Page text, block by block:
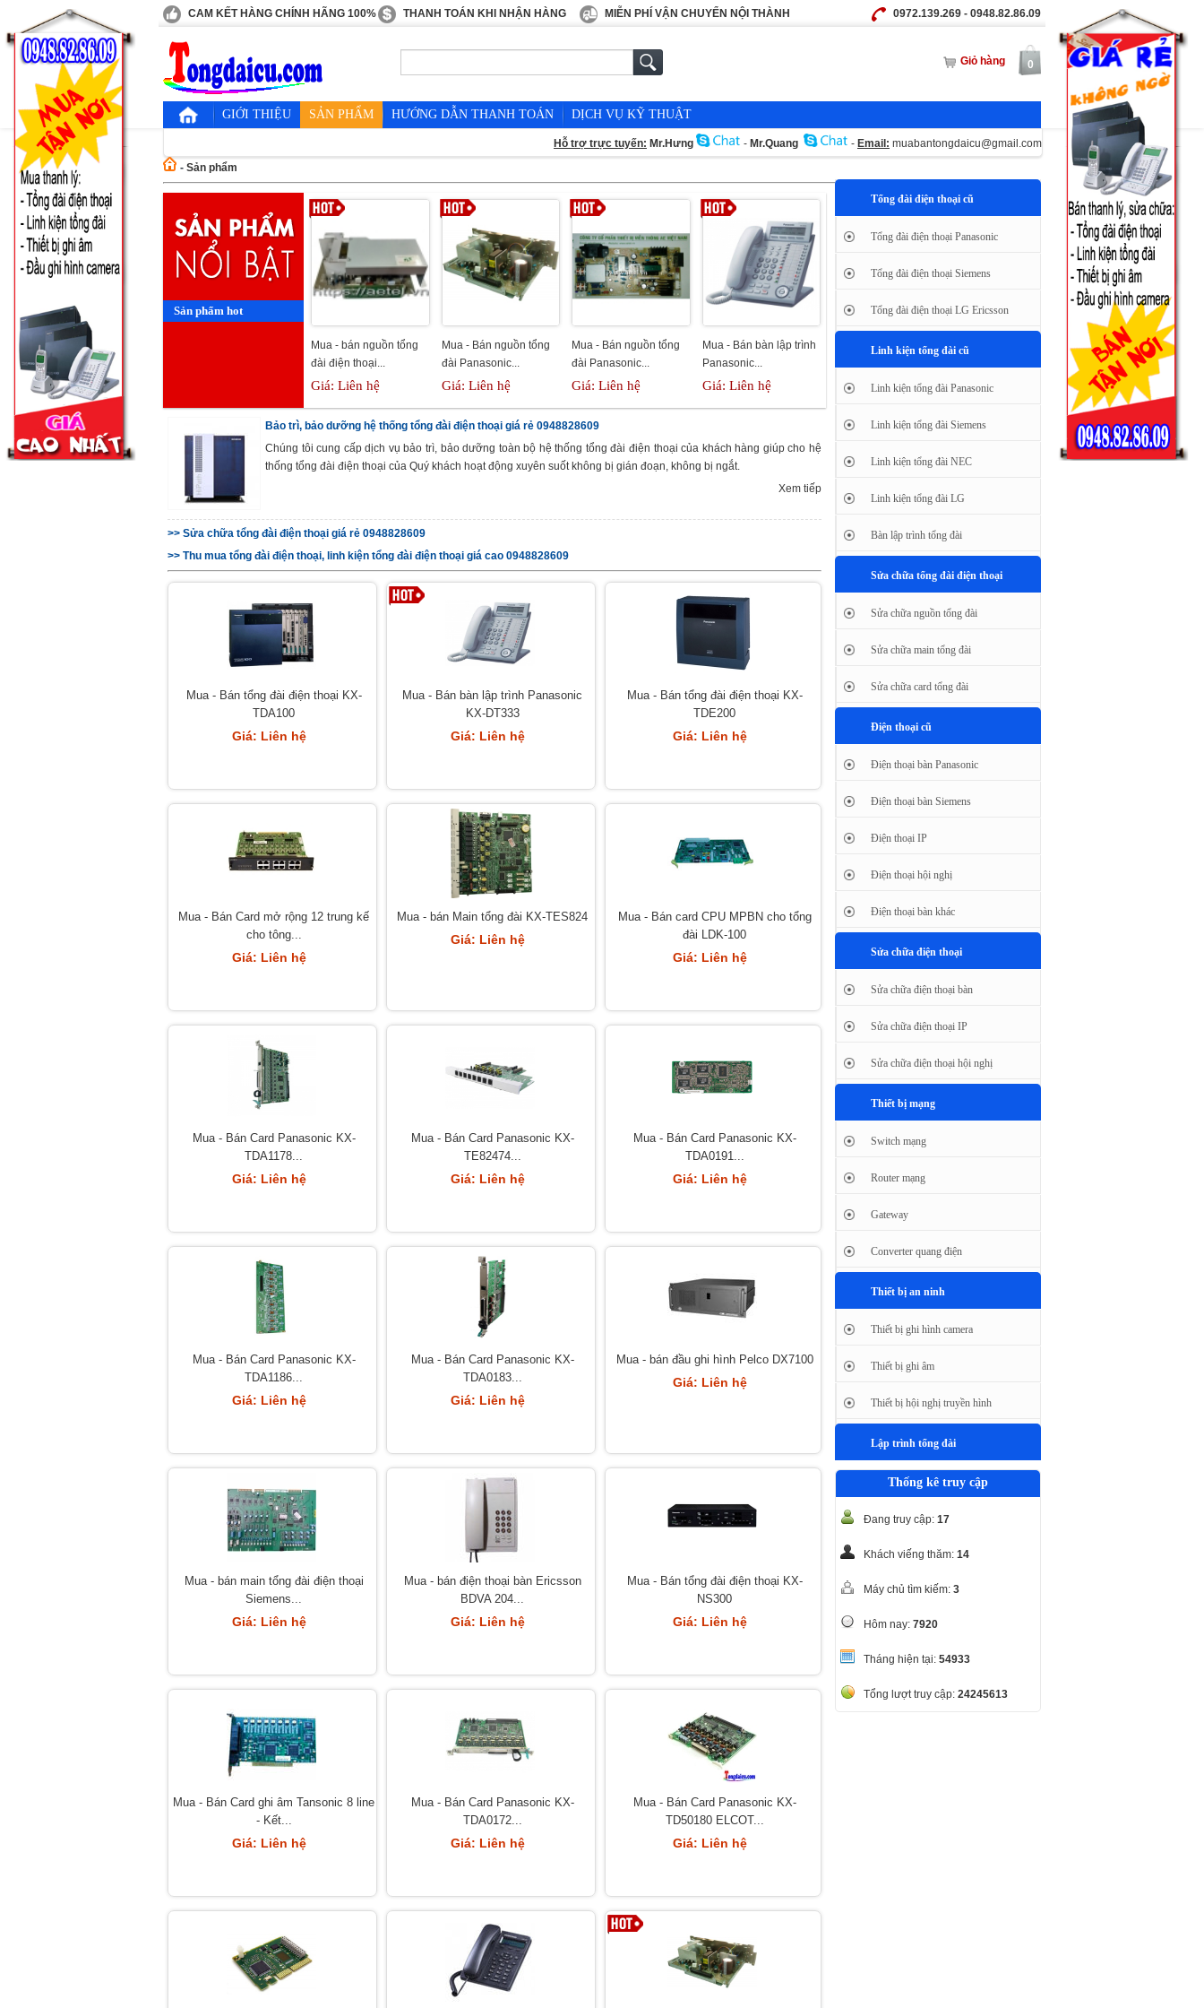
CAM KẾT HÀNG CHÍNH HÃNG 100% THANH TOÁN KHI NHẬN HÀNG MIỄN PHÍ VẬN CHUYỂN NỘI THÀNH 0972.139.269 - 0948.82.86.09
Giỏ hàng 0
GIỚI THIỆU SẢN PHẨM HƯỚNG DẪN THANH TOÁN DỊCH VỤ KỸ THUẬT
Hỗ trợ trực tuyến: Mr.Hưng - Mr.Quang - Email: muabantongdaicu@gmail.com
- Sản phẩm
Sản phẩm hot
Mua - bán nguồn tổng
đài điện thoại...
Giá: Liên hệ
Mua - Bán nguồn tổng
đài Panasonic...
Giá: Liên hệ
Mua - Bán nguồn tổng
đài Panasonic...
Giá: Liên hệ
Mua - Bán bàn lập trình
Panasonic...
Giá: Liên hệ
Bảo trì, bảo dưỡng hệ thống tổng đài điện thoại giá rẻ 0948828609
Chúng tôi cung cấp dịch vụ bảo trì, bảo dưỡng toàn bộ hệ thống tổng đài điện thoại của khách hàng giúp cho hệ
thống tổng đài điện thoại của Quý khách hoạt động xuyên suốt không bị gián đoạn, không bị ngắt.
Xem tiếp
>> Sửa chữa tổng đài điện thoại giá rẻ 0948828609
>> Thu mua tổng đài điện thoại, linh kiện tổng đài điện thoại giá cao 0948828609
Mua - Bán tổng đài điện thoại KX-
TDA100
Giá: Liên hệ
Mua - Bán bàn lập trình Panasonic
KX-DT333
Giá: Liên hệ
Mua - Bán tổng đài điện thoại KX-
TDE200
Giá: Liên hệ
Mua - Bán Card mở rộng 12 trung kế
cho tông...
Giá: Liên hệ
Mua - bán Main tổng đài KX-TES824
Giá: Liên hệ
Mua - Bán card CPU MPBN cho tổng
đài LDK-100
Giá: Liên hệ
Mua - Bán Card Panasonic KX-
TDA1178...
Giá: Liên hệ
Mua - Bán Card Panasonic KX-
TE82474...
Giá: Liên hệ
Mua - Bán Card Panasonic KX-
TDA0191...
Giá: Liên hệ
Mua - Bán Card Panasonic KX-
TDA1186...
Giá: Liên hệ
Mua - Bán Card Panasonic KX-
TDA0183...
Giá: Liên hệ
Mua - bán đầu ghi hình Pelco DX7100
Giá: Liên hệ
Mua - bán main tổng đài điện thoại
Siemens...
Giá: Liên hệ
Mua - bán điện thoại bàn Ericsson
BDVA 204...
Giá: Liên hệ
Mua - Bán tổng đài điện thoại KX-
NS300
Giá: Liên hệ
Mua - Bán Card ghi âm Tansonic 8 line
- Kết...
Giá: Liên hệ
Mua - Bán Card Panasonic KX-
TDA0172...
Giá: Liên hệ
Mua - Bán Card Panasonic KX-
TD50180 ELCOT...
Giá: Liên hệ
Tổng đài điện thoại cũ
Tổng đài điện thoại Panasonic
Tổng đài điện thoại Siemens
Tổng đài điện thoại LG Ericsson
Linh kiện tổng đài cũ
Linh kiện tổng đài Panasonic
Linh kiện tổng đài Siemens
Linh kiện tổng đài NEC
Linh kiện tổng đài LG
Bàn lập trình tổng đài
Sửa chữa tổng đài điện thoại
Sửa chữa nguồn tổng đài
Sửa chữa main tổng đài
Sửa chữa card tổng đài
Điện thoại cũ
Điện thoại bàn Panasonic
Điện thoại bàn Siemens
Điện thoại IP
Điện thoại hội nghị
Điện thoại bàn khác
Sửa chữa điện thoại
Sửa chữa điện thoại bàn
Sửa chữa điện thoại IP
Sửa chữa điện thoại hội nghị
Thiết bị mạng
Switch mạng
Router mạng
Gateway
Converter quang điện
Thiết bị an ninh
Thiết bị ghi hình camera
Thiết bị ghi âm
Thiết bị hội nghị truyền hình
Lập trình tổng đài
Thống kê truy cập
Đang truy cập: 17
Khách viếng thăm: 14
Máy chủ tìm kiếm: 3
Hôm nay: 7920
Tháng hiện tại: 54933
Tổng lượt truy cập: 24245613